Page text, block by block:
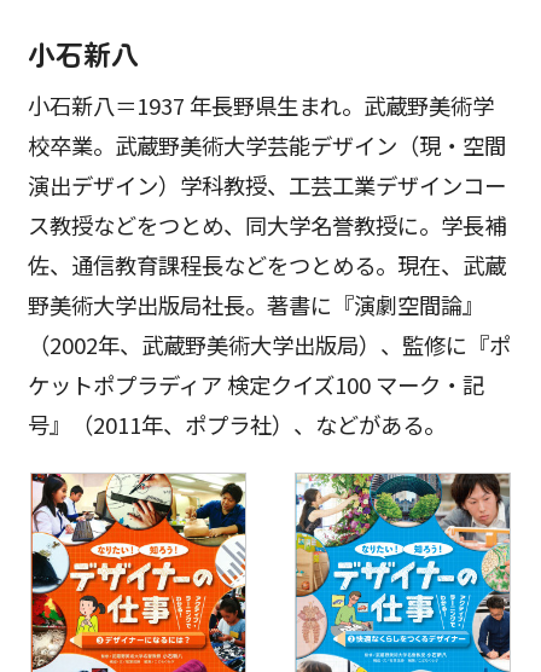
小石新八
小石新八＝1937 年長野県生まれ。武蔵野美術学
校卒業。武蔵野美術大学芸能デザイン（現・空間
演出デザイン）学科教授、工芸工業デザインコー
ス教授などをつとめ、同大学名誉教授に。学長補
佐、通信教育課程長などをつとめる。現在、武蔵
野美術大学出版局社長。著書に『演劇空間論』
（2002年、武蔵野美術大学出版局）、監修に『ポ
ケットポプラディア 検定クイズ100 マーク・記
号』（2011年、ポプラ社）、などがある。